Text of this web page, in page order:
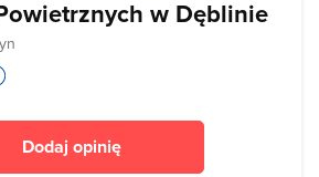
w Dęblinie
Dodaj opinię